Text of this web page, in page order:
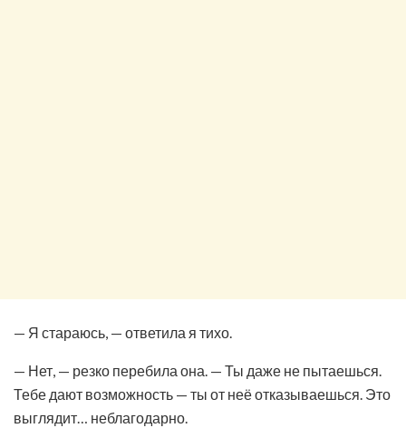
— Я стараюсь, — ответила я тихо.
— Нет, — резко перебила она. — Ты даже не пытаешься.
Тебе дают возможность — ты от неё отказываешься. Это
выглядит… неблагодарно.